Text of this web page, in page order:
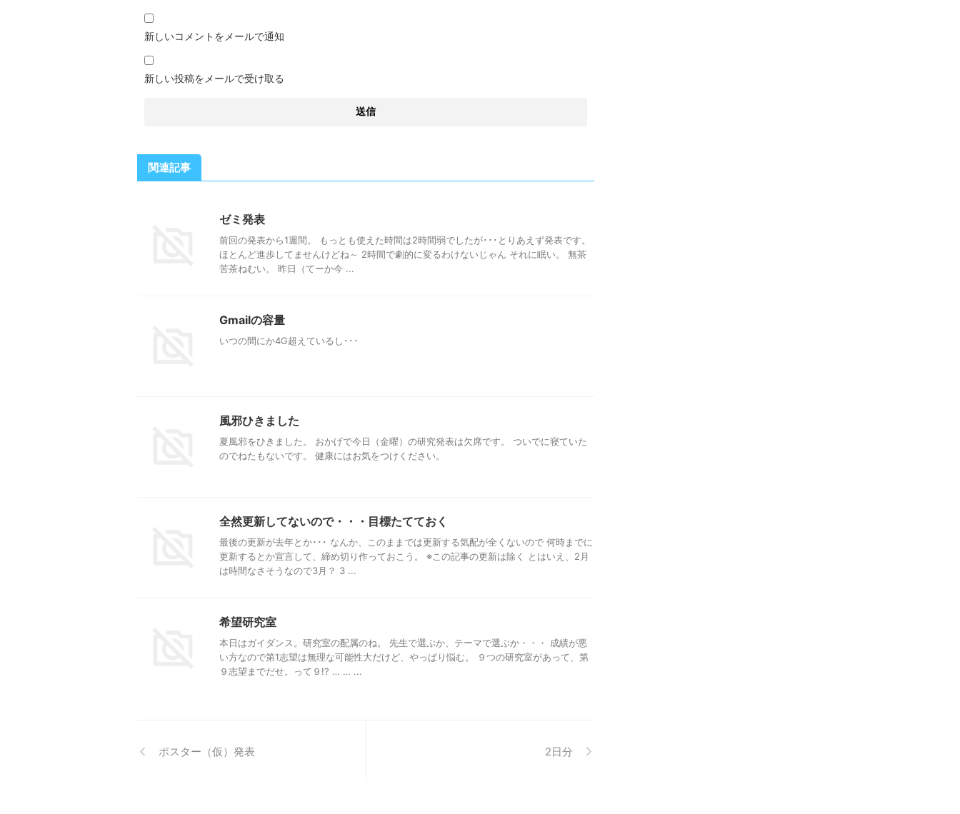
新しいコメントをメールで通知
新しい投稿をメールで受け取る
関連記事
ゼミ発表
前回の発表から1週間。 もっとも使えた時間は2時間弱でしたが･･･とりあえず発表です。
ほとんど進歩してませんけどね～ 2時間で劇的に変るわけないじゃん それに眠い。 無茶
苦茶ねむい。 昨日（てーか今 ...
Gmailの容量
いつの間にか4G超えているし･･･
風邪ひきました
夏風邪をひきました。 おかげで今日（金曜）の研究発表は欠席です。 ついでに寝ていた
のでねたもないです。 健康にはお気をつけください。
全然更新してないので・・・目標たてておく
最後の更新が去年とか･･･ なんか、このままでは更新する気配が全くないので 何時までに
更新するとか宣言して、締め切り作っておこう。 ※この記事の更新は除く とはいえ、2月
は時間なさそうなので3月？ 3 ...
希望研究室
本日はガイダンス。研究室の配属のね。 先生で選ぶか、テーマで選ぶか・・・ 成績が悪
い方なので第1志望は無理な可能性大だけど、やっぱり悩む。 ９つの研究室があって、第
９志望までだせ。って９!? … … ...
ポスター（仮）発表 2日分